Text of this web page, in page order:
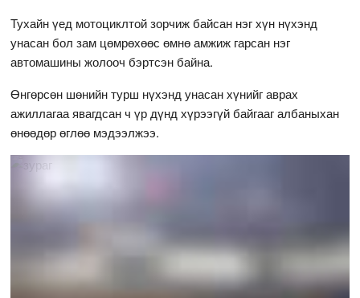
Тухайн үед мотоциклтой зорчиж байсан нэг хүн нүхэнд
унасан бол зам цөмрөхөөс өмнө амжиж гарсан нэг
автомашины жолооч бэртсэн байна.
Өнгөрсөн шөнийн турш нүхэнд унасан хүнийг аврах
ажиллагаа явагдсан ч үр дүнд хүрээгүй байгааг албаныхан
өнөөдөр өглөө мэдээлжээ.